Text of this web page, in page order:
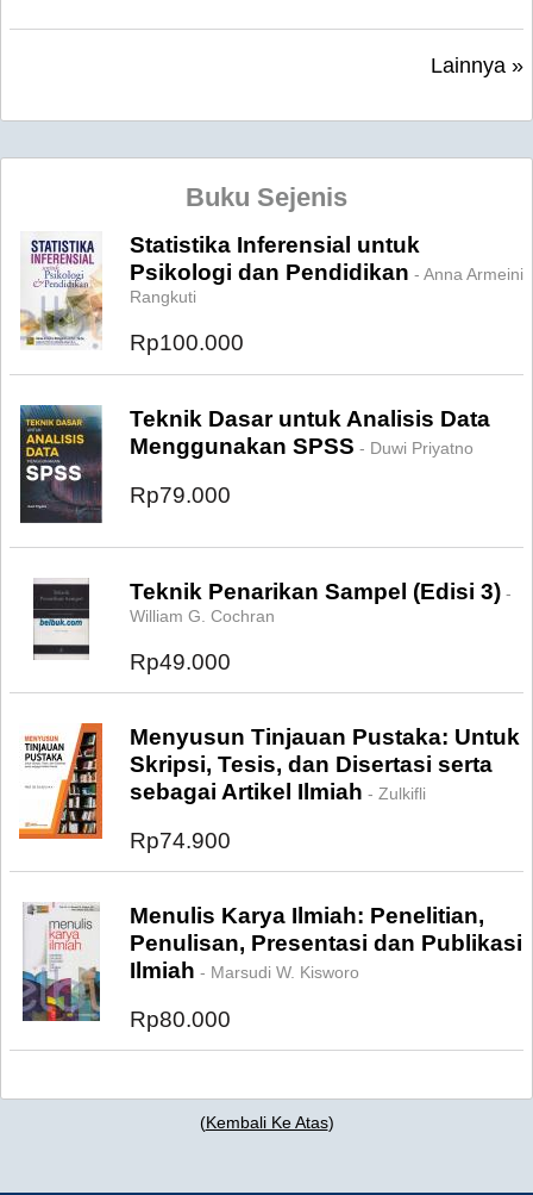
Lainnya »
Buku Sejenis
Statistika Inferensial untuk
Psikologi dan Pendidikan - Anna Armeini
Rangkuti
Rp100.000
Teknik Dasar untuk Analisis Data
Menggunakan SPSS - Duwi Priyatno
Rp79.000
Teknik Penarikan Sampel (Edisi 3) -
William G. Cochran
Rp49.000
Menyusun Tinjauan Pustaka: Untuk
Skripsi, Tesis, dan Disertasi serta
sebagai Artikel Ilmiah - Zulkifli
Rp74.900
Menulis Karya Ilmiah: Penelitian,
Penulisan, Presentasi dan Publikasi
Ilmiah - Marsudi W. Kisworo
Rp80.000
(Kembali Ke Atas)